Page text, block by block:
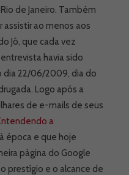
de Janeiro. Também
assistir ao menos aos
Jô, que cada vez
havia sido
dia 22/06/2009, dia do
Logo após a
de e-mails de seus
a
época e que hoje
página do Google
prestígio e o alcance de